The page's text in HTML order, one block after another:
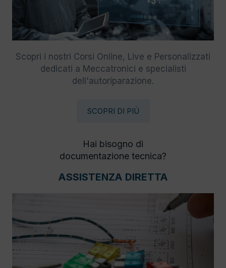
Scopri i nostri Corsi Online, Live e Personalizzati
dedicati a Meccatronici e specialisti
dell'autoriparazione.
SCOPRI DI PIÙ
Hai bisogno di
documentazione tecnica?
ASSISTENZA DIRETTA